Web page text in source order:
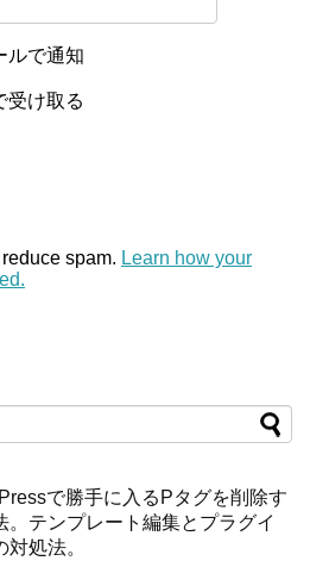
ルで通知
受け取る
spam. Learn how your
で勝手に入るPタグを削除す
。テンプレート編集とプラグイ
対処法。